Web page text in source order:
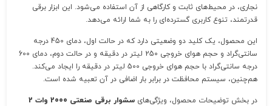
نجاری، در محیط‌های ثابت و کارگاهی از آن استفاده می‌شود. این ابزار برقی
قدرتمند، تنوع کاربری گسترده‌ای را به شما ارائه می‌دهد.
این محصول، یک کلید دو وضعیتی دارد که در حالت اول، دمای 450 درجه‌
سانتی‌گراد و حجم هوای خروجی 250 لیتر در دقیقه و در حالت دوم، دمای 600
درجه‌ سانتی‌گراد با حجم هوای خروجی 500 لیتر در دقیقه را ایجاد می‌کند.
هم‌چنین، سیستم محافظت در برابر بار اضافی در آن تعبیه شده است.
در بخش توضیحات محصول، ویژگی‌های
سشوار برقی صنعتی 2000 وات 2